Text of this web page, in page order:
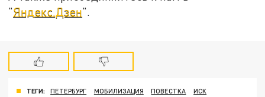
"Яндекс.Дзен".
ТЕГИ: ПЕТЕРБУРГ МОБИЛИЗАЦИЯ ПОВЕСТКА ИСК